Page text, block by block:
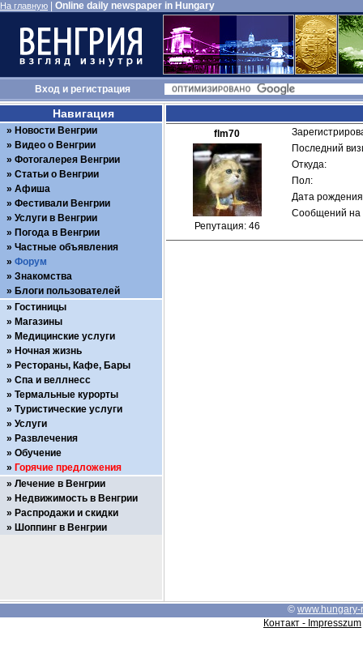
На главную Online daily newspaper in Hungary
Входи регистрация
flm70
Репутация: 46
Последний
Откуда:
Пол:
Дата
Сообщений на
Навигация
Новости Венгрии
Видео о Венгрии
Фотогалерея Венгрии
Статьи о Венгрии
Афиша
Фестивали Венгрии
Услуги в Венгрии
Погода в Венгрии
Частные объявления
Форум
Знакомства
Блоги пользователей
Гостиницы
Магазины
Медицинские услуги
Ночная жизнь
Рестораны, Кафе, Бары
Спа и веллнесс
Термальные курорты
Туристические услуги
Услуги
Развлечения
Обучение
Горячие предложения
Лечение в Венгрии
Недвижимость в Венгрии
Распродажи и скидки
Шоппинг в Венгрии
© www.hungary-
Контакт - Impresszum